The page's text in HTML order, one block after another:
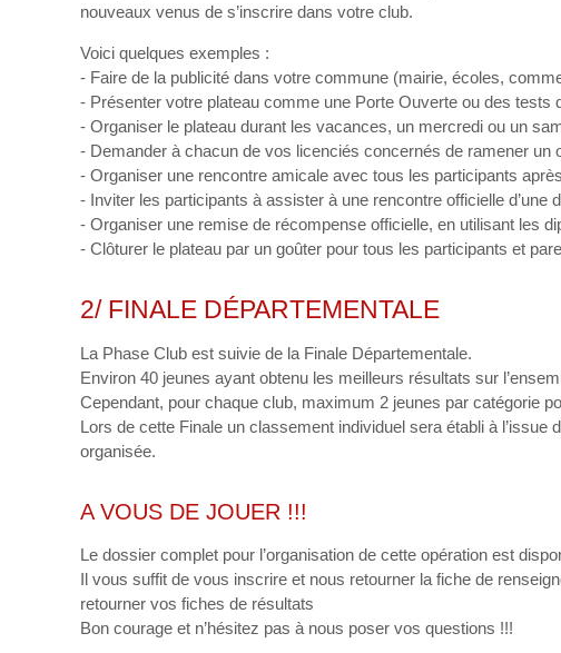
nouveaux venus de s’inscrire dans votre club.
Voici quelques exemples :
- Faire de la publicité dans votre commune (mairie, écoles,
- Présenter votre plateau comme une Porte Ouverte ou des tests
- Organiser le plateau durant les vacances, un mercredi ou un
- Demander à chacun de vos licenciés concernés de ramener un
- Organiser une rencontre amicale avec tous les participants
- Inviter les participants à assister à une rencontre officielle d’une
- Organiser une remise de récompense officielle, en utilisant les
- Clôturer le plateau par un goûter pour tous les participants et
2/ FINALE DÉPARTEMENTALE
La Phase Club est suivie de la Finale Départementale.
Environ 40 jeunes ayant obtenu les meilleurs résultats sur
Cependant, pour chaque club, maximum 2 jeunes par catégorie
Lors de cette Finale un classement individuel sera établi à
organisée.
A VOUS DE JOUER !!!
Le dossier complet pour l’organisation de cette opération est
Il vous suffit de vous inscrire et nous retourner la fiche de
retourner vos fiches de résultats
Bon courage et n’hésitez pas à nous poser vos questions !!!